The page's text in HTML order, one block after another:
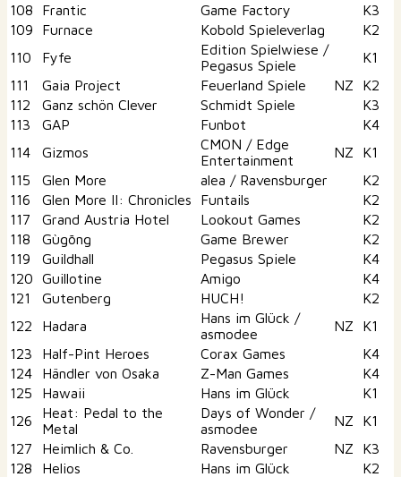
108
Frantic Game Factory
K3
109
Furnace Kobold Spieleverlag
K2
110
Fyfe
Edition Spielwiese /
Pegasus Spiele
K1
111
Gaia Project Feuerland Spiele NZ
K2
112
Ganz schön Clever Schmidt Spiele
K3
113
GAP Funbot
K4
114
Gizmos
CMON / Edge
Entertainment
NZ
K1
115
Glen More alea / Ravensburger
K2
116
Glen More II: Chronicles Funtails
K2
117
Grand Austria Hotel Lookout Games
K2
118
Gùgōng Game Brewer
K2
119
Guildhall Pegasus Spiele
K4
120
Guillotine Amigo
K4
121
Gutenberg HUCH!
K2
122
Hadara
Hans im Glück /
asmodee
NZ
K1
123
Half-Pint Heroes Corax Games
K4
124
Händler von Osaka Z-Man Games
K4
125
Hawaii Hans im Glück
K1
126
Heat: Pedal to the
Metal
Days of Wonder /
asmodee
NZ
K1
127
Heimlich & Co. Ravensburger NZ
K3
128
Helios Hans im Glück
K2